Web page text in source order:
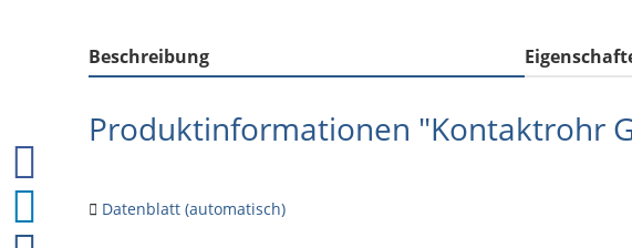
Beschreibung
Produktinformationen "Kontaktrohr
Datenblatt (automatisch)